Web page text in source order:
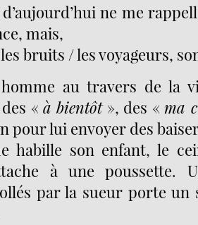
ne me
mais,
bruits / les voyageurs,
au travers de la
«à bientôt», des «ma
pour lui envoyer des
habille son enfant, le
à une poussette.
par la sueur porte un